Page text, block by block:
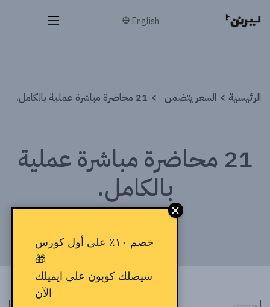
English
الرئيسية السعر يتضمن 21 محاضرة مباشرة عملية بالكامل.
21 محاضرة مباشرة عملية
بالكامل.
خصم ١٠٪ على أول كورس
🎁
سيصلك كوبون على ايميلك
الآن